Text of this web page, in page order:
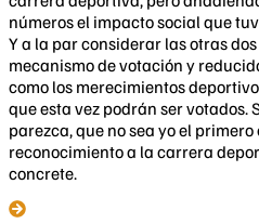
números el impacto social que
Y a la par considerar las otras
mecanismo de votación y
como los merecimientos
que esta vez podrán ser votados.
parezca, que no sea yo el primero
reconocimiento a la carrera
concrete.